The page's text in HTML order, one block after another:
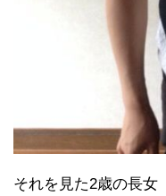
それを見た2歳の長女